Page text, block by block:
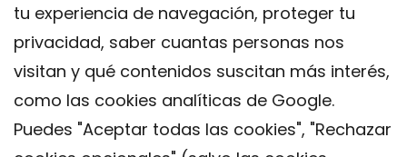
tu experiencia de navegación, proteger tu
privacidad, saber cuantas personas nos
visitan y qué contenidos suscitan más interés,
como las cookies analíticas de Google.
Puedes "Aceptar todas las cookies", "Rechazar